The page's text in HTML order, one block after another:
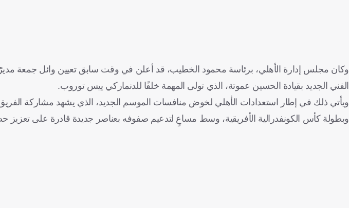
وكان مجلس إدارة الأهلي، برئاسة محمود الخطيب، قد أعلن في وقت سابق تعيين وائل جمعة مديرًا
الفني الجديد بقيادة الحسين عموتة، الذي تولى المهمة خلفًا للدنماركي ييس توروب.
ويأتي ذلك في إطار استعدادات الأهلي لخوض منافسات الموسم الجديد، الذي يشهد مشاركة
وبطولة كأس الكونفدرالية الأفريقية، وسط مساعٍ لتدعيم صفوفه بعناصر جديدة قادرة على